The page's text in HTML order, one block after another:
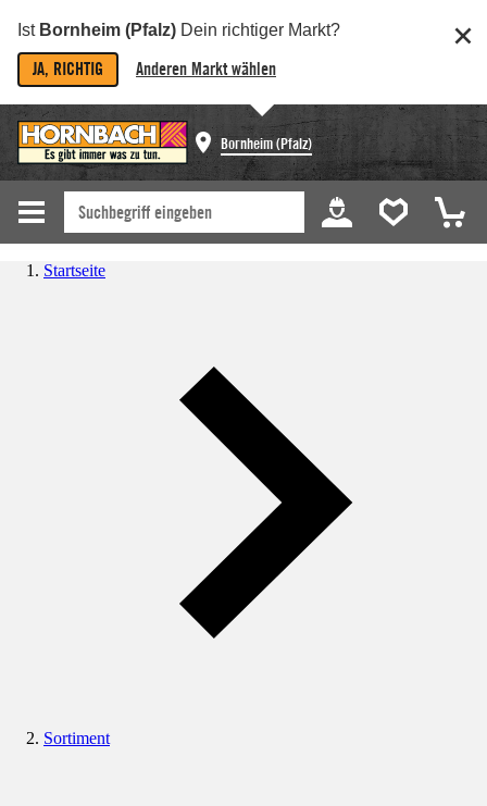
Ist Bornheim (Pfalz) Dein richtiger Markt?
JA, RICHTIG Anderen Markt wählen
Bornheim (Pfalz)
Startseite
Sortiment